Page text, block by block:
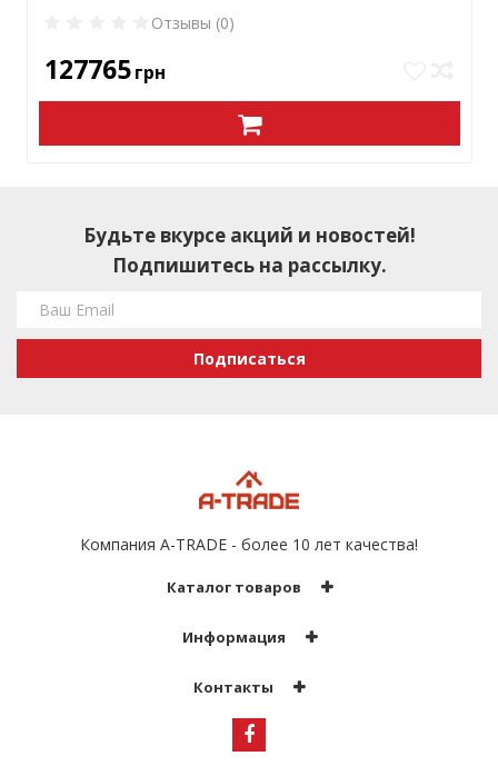
Отзывы (0)
127765 грн
Будьте вкурсе акций и новостей!
Подпишитесь на рассылку.
Подписаться
Компания A-TRADE - более 10 лет качества!
Каталог товаров
Информация
Контакты